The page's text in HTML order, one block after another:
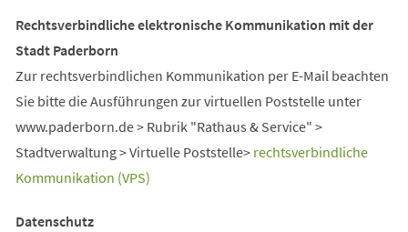
Rechtsverbindliche elektronische Kommunikation mit der
Stadt Paderborn
Zur rechtsverbindlichen Kommunikation per E-Mail beachten
Sie bitte die Ausführungen zur virtuellen Poststelle unter
www.paderborn.de > Rubrik "Rathaus & Service" >
Stadtverwaltung > Virtuelle Poststelle> rechtsverbindliche
Kommunikation (VPS)
Datenschutz